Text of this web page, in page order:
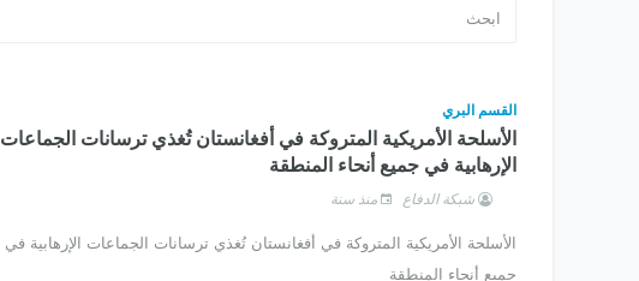
القسم البري
الأسلحة الأمريكية المتروكة في أفغانستان تُغذي ترسانات الجماعات
الإرهابية في جميع أنحاء المنطقة
شبكة الدفاع منذ سنة
الأسلحة الأمريكية المتروكة في أفغانستان تُغذي ترسانات الجماعات الإرهابية في
جميع أنحاء المنطقة